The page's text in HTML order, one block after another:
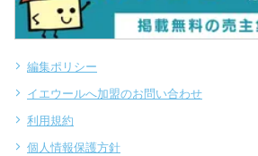
編集ポリシー
イエウールへ加盟のお問い合わせ
利用規約
個人情報保護方針